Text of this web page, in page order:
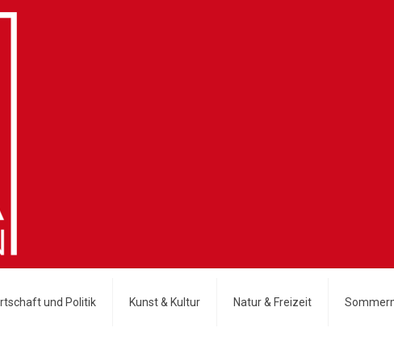
und Politik Kunst & Kultur Natur & Freizeit